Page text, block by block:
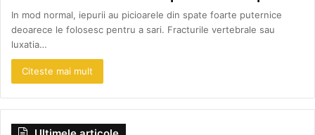
In mod normal, iepurii au picioarele din spate foarte puternice
deoarece le folosesc pentru a sari. Fracturile vertebrale sau
luxatia…
Citeste mai mult